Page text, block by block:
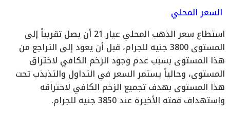
السعر المحلي
استطاع سعر الذهب المحلي عيار 21 أن يصل تقريباً إلى
المستوى 3800 جنيه للجرام، قبل أن يعود إلى التراجع من
هذا المستوى بسبب عدم وجود الزخم الكافي لاختراق
المستوى، وحالياً يستمر السعر في التداول والتذبذب تحت
هذا المستوى بهدف تجميع الزخم الكافي لاختراقه
واستهداف قمته الأخيرة عند 3850 جنيه للجرام.